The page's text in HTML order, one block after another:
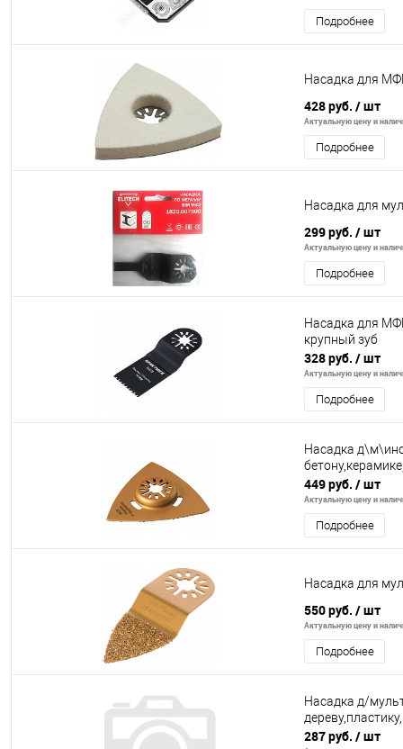
Подробнее
Насадка для
428 руб. / шт
Актуальную цену и
Подробнее
Насадка для
299 руб. / шт
Актуальную цену и
Подробнее
Насадка для
крупный зуб
328 руб. / шт
Актуальную цену и
Подробнее
Насадка
449 руб. / шт
Актуальную цену и
Подробнее
Насадка для
550 руб. / шт
Актуальную цену и
Подробнее
Насадка д/
287 руб. / шт